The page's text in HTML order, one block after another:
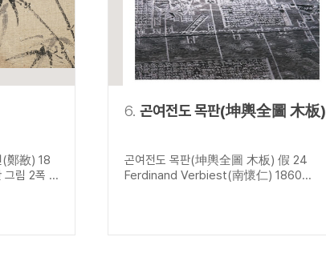
(鄭敾) 18
그림 2폭 ...
6. 곤여전도 목판(坤輿全圖 木板)
곤여전도 목판(坤輿全圖 木板) 假 24
Ferdinand Verbiest(南懷仁) 1860...